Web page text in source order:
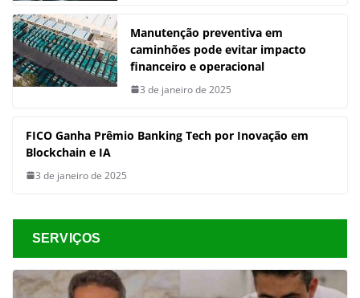
Manutenção preventiva em
caminhões pode evitar impacto
financeiro e operacional
3 de janeiro de 2025
FICO Ganha Prêmio Banking Tech por Inovação em
Blockchain e IA
3 de janeiro de 2025
SERVIÇOS